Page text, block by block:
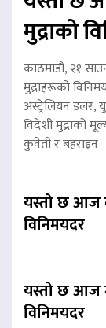
मुद्राको
काठमाडौं, २१
मुद्राहरूको
अस्ट्रेलियन डलर,
विदेशी मुद्राको
कुवेती र बहराइन
यस्तो छ आज
विनिमयदर
यस्तो छ आज
विनिमयदर